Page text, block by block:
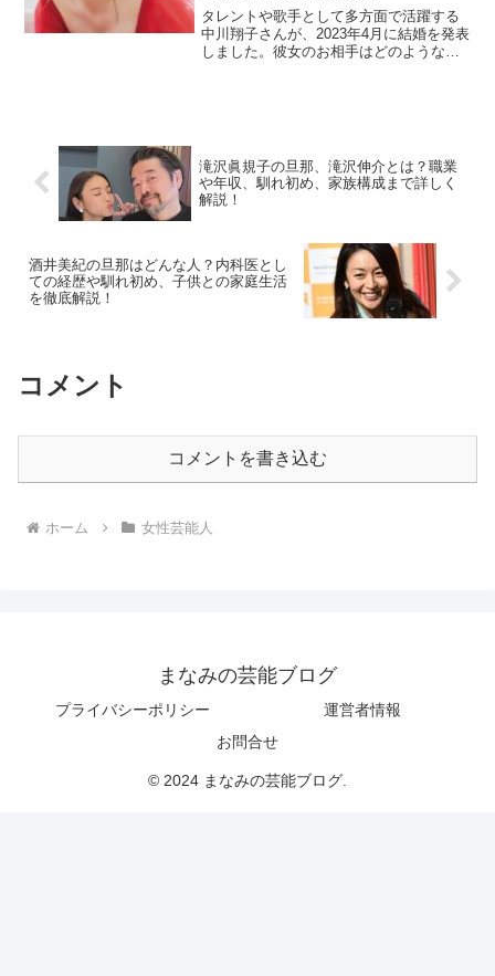
タレントや歌手として多方面で活躍する
中川翔子さんが、2023年4月に結婚を発表
しました。彼女のお相手はどのような人
滝沢眞規子の旦那、滝沢伸介とは？職業
や年収、馴れ初め、家族構成まで詳しく
解説！
酒井美紀の旦那はどんな人？内科医とし
ての経歴や馴れ初め、子供との家庭生活
を徹底解説！
コメント
コメントを書き込む
ホーム 女性芸能人
まなみの芸能ブログ
プライバシーポリシー
運営者情報
お問合せ
© 2024 まなみの芸能ブログ.